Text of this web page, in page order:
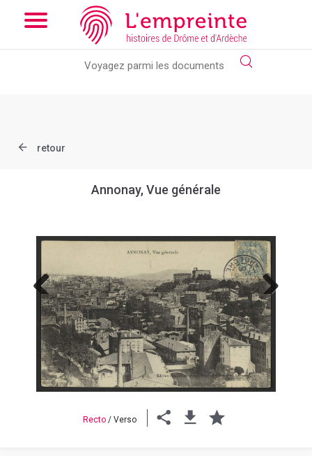
Array ( [slug] => document [ref] => B263626101_CPA18 )
the new slick-theme.css if you want the default styling
retour
Annonay, Vue générale
Previous Next
Recto / Verso